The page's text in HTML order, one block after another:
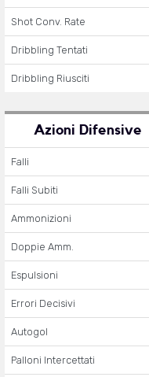
Shot Conv. Rate
Dribbling Tentati
Dribbling Riusciti
Azioni Difensive
Falli
Falli Subiti
Ammonizioni
Doppie Amm.
Espulsioni
Errori Decisivi
Autogol
Palloni Intercettati